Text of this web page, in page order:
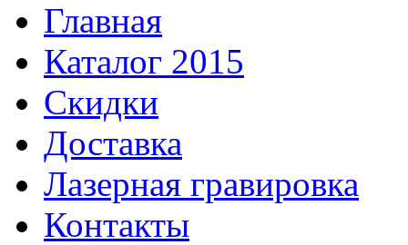
Главная
Каталог 2015
Скидки
Доставка
Лазерная гравировка
Контакты